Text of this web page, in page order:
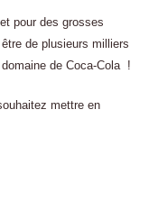
pour des grosses
de plusieurs milliers
de Coca-Cola !
mettre en